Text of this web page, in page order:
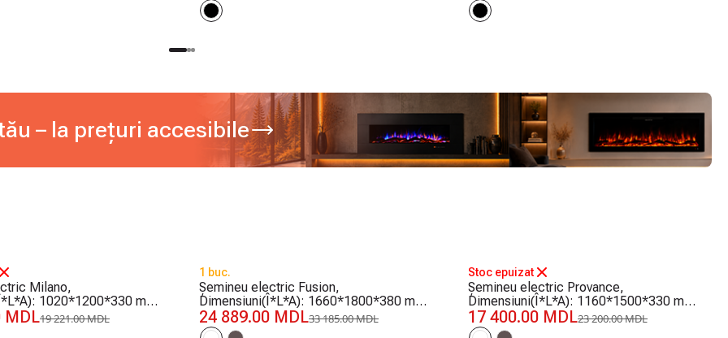
– la prețuri accesibile
Milano,
1020*1200*330 mm,
MDL19 221.00 MDL
1 buc.
Șemineu electric Fusion,
Dimensiuni(Î*L*A): 1660*1800*380 mm,
1500 W
24 889.00 MDL33 185.00 MDL
Stoc epuizat
Șemineu electric Provance,
Dimensiuni(Î*L*A): 1160*1500*330 mm,
1500 W
17 400.00 MDL23 200.00 MDL